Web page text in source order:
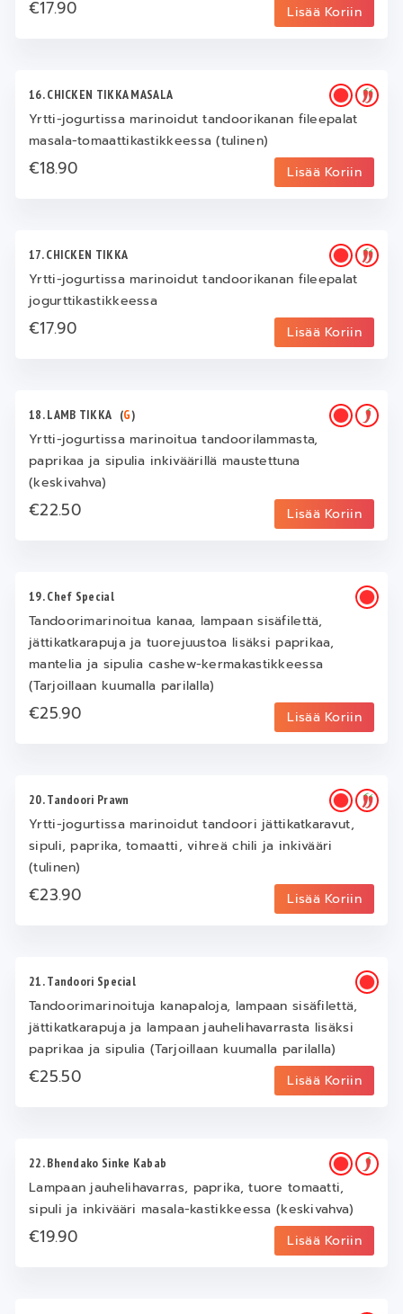
€17.90 Lisää Koriin
16. CHICKEN TIKKA MASALA
Yrtti-jogurtissa marinoidut tandoorikanan fileepalat
masala-tomaattikastikkeessa (tulinen)
€18.90 Lisää Koriin
17. CHICKEN TIKKA
Yrtti-jogurtissa marinoidut tandoorikanan fileepalat
jogurttikastikkeessa
€17.90 Lisää Koriin
18. LAMB TIKKA (G)
Yrtti-jogurtissa marinoitua tandoorilammasta,
paprikaa ja sipulia inkiväärillä maustettuna
(keskivahva)
€22.50 Lisää Koriin
19. Chef Special
Tandoorimarinoitua kanaa, lampaan sisäfilettä,
jättikatkarapuja ja tuorejuustoa lisäksi paprikaa,
mantelia ja sipulia cashew-kermakastikkeessa
(Tarjoillaan kuumalla parilalla)
€25.90 Lisää Koriin
20. Tandoori Prawn
Yrtti-jogurtissa marinoidut tandoori jättikatkaravut,
sipuli, paprika, tomaatti, vihreä chili ja inkivääri
(tulinen)
€23.90 Lisää Koriin
21. Tandoori Special
Tandoorimarinoituja kanapaloja, lampaan sisäfilettä,
jättikatkarapuja ja lampaan jauhelihavarrasta lisäksi
paprikaa ja sipulia (Tarjoillaan kuumalla parilalla)
€25.50 Lisää Koriin
22. Bhendako Sinke Kabab
Lampaan jauhelihavarras, paprika, tuore tomaatti,
sipuli ja inkivääri masala-kastikkeessa (keskivahva)
€19.90 Lisää Koriin